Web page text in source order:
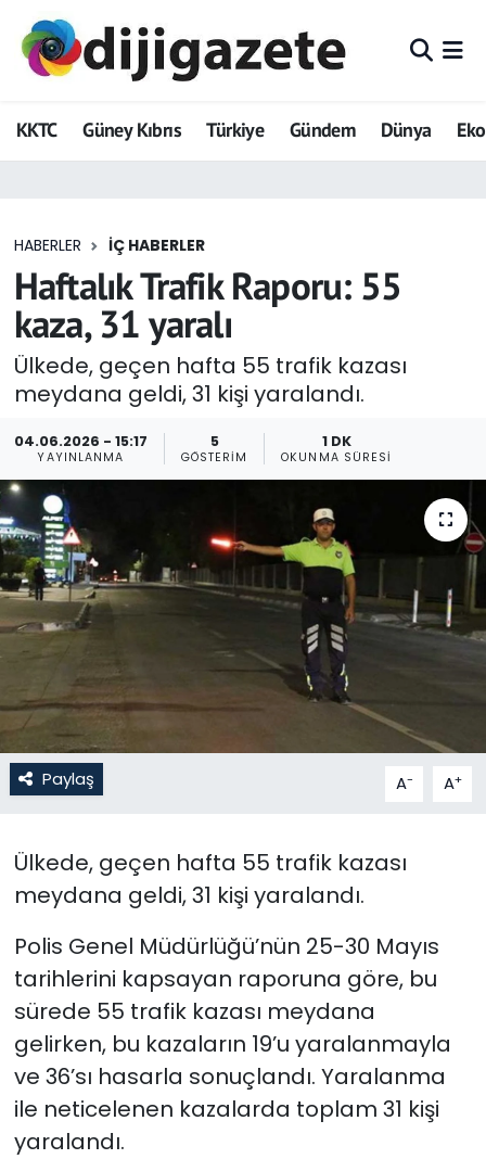
KKTC Güney Kıbrıs Türkiye Gündem Dünya
HABERLER İÇ HABERLER
Haftalık Trafik Raporu: 55
kaza, 31 yaralı
Ülkede, geçen hafta 55 trafik kazası
meydana geldi, 31 kişi yaralandı.
04.06.2026 - 15:17
YAYINLANMA
5
GÖSTERIM
1 DK
OKUNMA SÜRESI
Paylaş A- A+
Ülkede, geçen hafta 55 trafik kazası
meydana geldi, 31 kişi yaralandı.
Polis Genel Müdürlüğü’nün 25-30 Mayıs
tarihlerini kapsayan raporuna göre, bu
sürede 55 trafik kazası meydana
gelirken, bu kazaların 19’u yaralanmayla
ve 36’sı hasarla sonuçlandı. Yaralanma
ile neticelenen kazalarda toplam 31 kişi
yaralandı.
ADVERTORIAL
Dijigazete
Eğitim
Ekonomi
Foto Galeri
Güncel
Gündem
KKTC
KKTC YEREL SEÇİM 2018
Kültür Sanat
Magazin
Moda
Nöbetçi Eczaneler
Otomobil Dünyası
Politika
SAĞLIK
Spor
Teknoloji
Hava Durumu
Trafik Durumu
Tüm Manşetler
Son Dakika Haberleri
Haber Arşivi